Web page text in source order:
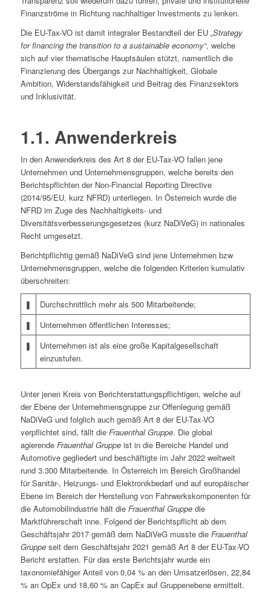
Finanzströme in Richtung nachhaltiger Investments zu lenken.
Die EU-Tax-VO ist damit integraler Bestandteil der EU „Strategy
for financing the transition to a sustainable economy“, welche
sich auf vier thematische Hauptsäulen stützt, namentlich die
Finanzierung des Übergangs zur Nachhaltigkeit, Globale
Ambition, Widerstandsfähigkeit und Beitrag des Finanzsektors
und Inklusivität.
1.1. Anwenderkreis
In den Anwenderkreis des Art 8 der EU-Tax-VO fallen jene
Unternehmen und Unternehmensgruppen, welche bereits den
Berichts­pflichten der Non-Financial Reporting Directive
(2014/95/EU, kurz NFRD) unterliegen. In Österreich wurde die
NFRD im Zuge des Nachhaltigkeits- und
Diversitätsverbesserungs­gesetzes (kurz NaDiVeG) in nationales
Recht umgesetzt.
Bericht­pflichtig gemäß NaDiVeG sind jene Unternehmen bzw
Unternehmensgruppen, welche die folgenden Kriterien kumulativ
überschreiten:
❚
Durchschnittlich mehr als 500 Mitarbeitende;
❚
Unternehmen öffentlichen Interesses;
❚
Unternehmen ist als eine große Kapital­gesellschaft
einzustufen.
Unter jenen Kreis von Berichterstattungs­pflichtigen, welche auf
der Ebene der Unternehmensgruppe zur Offenlegung gemäß
NaDiVeG und folglich auch gemäß Art 8 der EU-Tax-VO
verpflichtet sind, fällt die Frauenthal Gruppe. Die global
agierende Frauenthal Gruppeist in die Bereiche Handel und
Automotive gegliedert und beschäftigte im Jahr 2022 weltweit
rund 3.300 Mitarbeitende. In Österreich im Bereich Großhandel
für Sanitär-, Heizungs- und Elektronikbedarf und auf europäischer
Ebene im Bereich der Herstellung von Fahrwerkskomponenten für
die Automobilindustrie hält die Frauenthal Gruppedie
Marktführerschaft inne. Folgend der Berichts­pflicht ab dem
Geschäftsjahr 2017 gemäß dem NaDiVeG musste die Frauenthal
Gruppeseit dem Geschäftsjahr 2021 gemäß Art 8 der EU-Tax-VO
Bericht erstatten. Für das erste Berichtsjahr wurde ein
taxonomiefähiger Anteil von 0,04 % an den Umsatzerlösen, 22,84
% an OpEx und 18,60 % an CapEx auf Gruppenebene ermittelt.